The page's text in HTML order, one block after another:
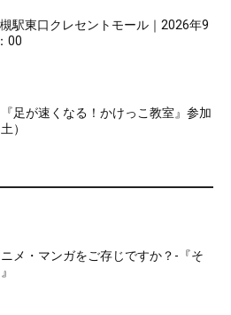
駅東口クレセントモール｜2026年9
00
足が速くなる！かけっこ教室』参加
）
メ・マンガをご存じですか？-『そ